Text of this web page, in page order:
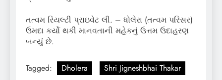
તત્વમ રિયલ્ટી પ્રાઇવેટ લી. – ધોલેરા (તત્વમ પરિસર)
ઉમદા કર્યો થકી માનવતાની મહેકનું ઉત્તમ ઉદાહરણ
બન્યું છે.
Tagged: Dholera
Shri Jigneshbhai Thakar